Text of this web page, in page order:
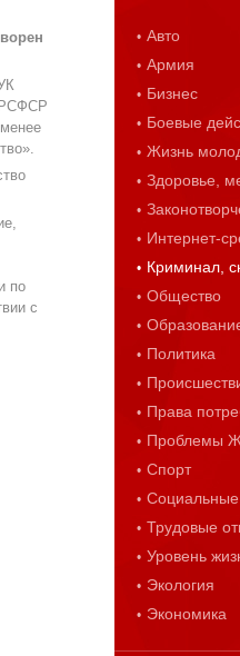
РСФСР
по
с
Авто
Армия
Бизнес
Боевые
Жизнь
Здоровье,
Интернет-
Криминал,
Общество
Политика
Права
Проблемы
Спорт
Трудовые
Уровень
Экология
Экономика